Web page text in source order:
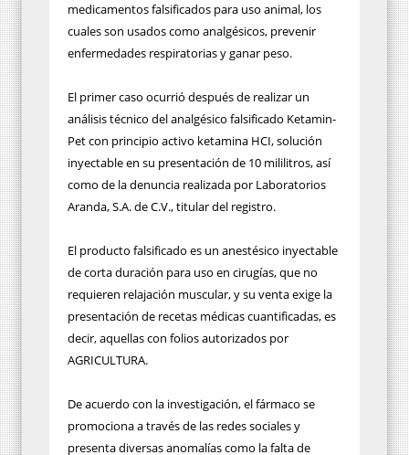
medicamentos falsificados para uso animal, los
cuales son usados como analgésicos, prevenir
enfermedades respiratorias y ganar peso.
El primer caso ocurrió después de realizar un
análisis técnico del analgésico falsificado Ketamin-
Pet con principio activo ketamina HCI, solución
inyectable en su presentación de 10 mililitros, así
como de la denuncia realizada por Laboratorios
Aranda, S.A. de C.V., titular del registro.
El producto falsificado es un anestésico inyectable
de corta duración para uso en cirugías, que no
requieren relajación muscular, y su venta exige la
presentación de recetas médicas cuantificadas, es
decir, aquellas con folios autorizados por
AGRICULTURA.
De acuerdo con la investigación, el fármaco se
promociona a través de las redes sociales y
presenta diversas anomalías como la falta de